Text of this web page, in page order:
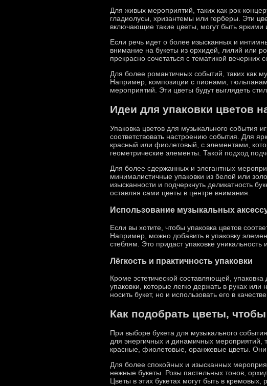
Для живых мероприятий, таких как рок-
гладиолусы, хризантемы или герберы. Эти
включающие такие цветы, могут быть
Если речь идет о более изысканных и
внимание на букеты из орхидей, лилий или
прекрасно сочетаться с тематикой вечерних
Для более романтичных событий, таких как
Например, композиции с пионами,
мероприятий. Эти цветы будут выглядеть
Идеи для упаковки цветов
Упаковка цветов для музыкального события
соответствовать настроению события. Для
красный или фиолетовый, с элементами,
геометрические элементы. Такой подход
Для более сдержанных и элегантных
минималистичные упаковки из белой или
изысканности и подчеркнуть деликатность
оставляя сами цветы в центре внимания.
Использование музыкальных
Если вы хотите, чтобы упаковка цветов
Например, можно добавить в упаковку
стеблям. Это придаст упаковке
Лёгкость и практичность упаковки
Кроме эстетической составляющей,
упаковки, которые легко держать в руках
носить букет, но и использовать его в
Как подобрать цветы,
При выборе букета для музыкального
для энергичных и динамичных мероприятий,
красные, фиолетовые, оранжевые цветы. Они
Для более спокойных и изысканных
нежные букеты. Розы пастельных тонов,
Цветы в этих букетах могут быть в